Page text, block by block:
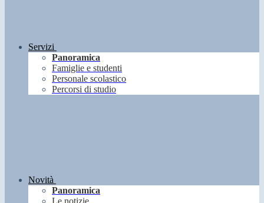
Servizi
Panoramica
Famiglie e studenti
Personale scolastico
Percorsi di studio
Novità
Panoramica